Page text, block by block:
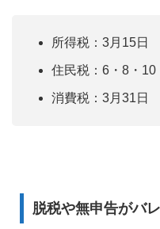
所得税：3月15日
住民税：6・8・10
消費税：3月31日
脱税や無申告がバ